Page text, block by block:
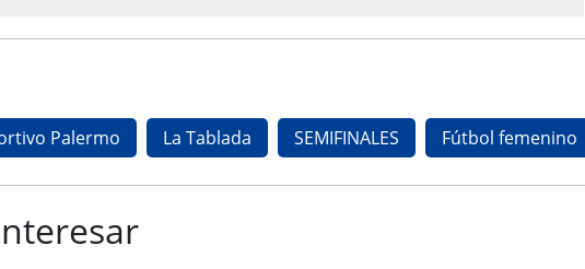
Palermo La Tablada SEMIFINALES Fútbol femenino